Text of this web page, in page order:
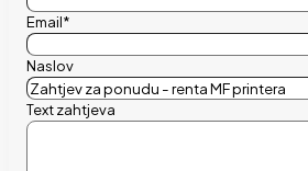
Email*
Naslov
Text zahtjeva